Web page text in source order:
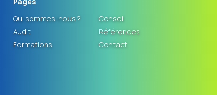
Qui sommes-nous ?
Audit
Formations
Conseil
Références
Contact